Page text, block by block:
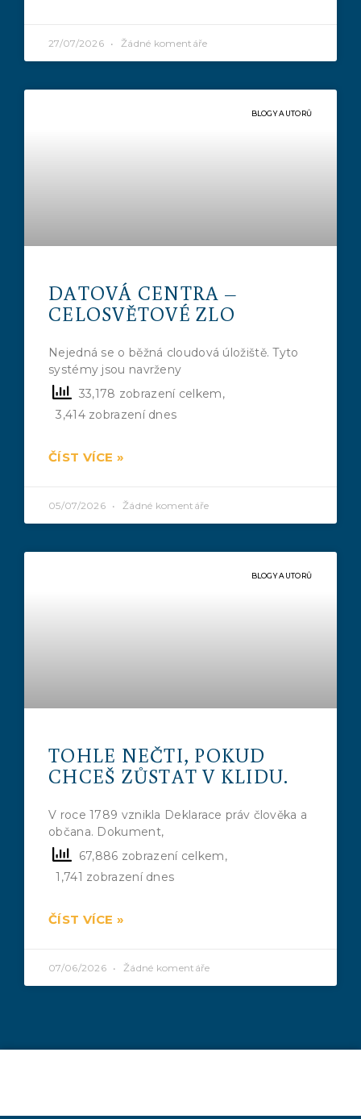
27/07/2026 Žádné komentáře
BLOGY AUTORŮ
DATOVÁ CENTRA –
CELOSVĚTOVÉ ZLO
Nejedná se o běžná cloudová úložiště. Tyto
systémy jsou navrženy
33,178 zobrazení celkem,
3,414 zobrazení dnes
ČÍST VÍCE »
05/07/2026 Žádné komentáře
BLOGY AUTORŮ
TOHLE NEČTI, POKUD
CHCEŠ ZŮSTAT V KLIDU.
V roce 1789 vznikla Deklarace práv člověka a
občana. Dokument,
67,886 zobrazení celkem,
1,741 zobrazení dnes
ČÍST VÍCE »
07/06/2026 Žádné komentáře